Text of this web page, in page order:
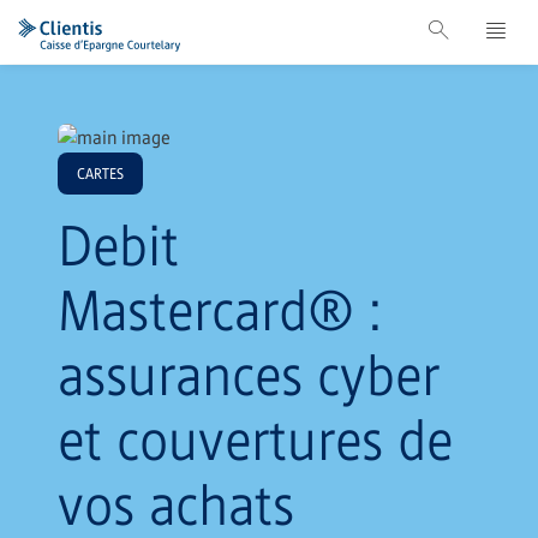
CARTES
Debit
Mastercard® :
assurances cyber
et couvertures de
vos achats